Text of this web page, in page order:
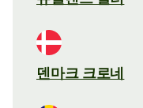
덴마크 크로네